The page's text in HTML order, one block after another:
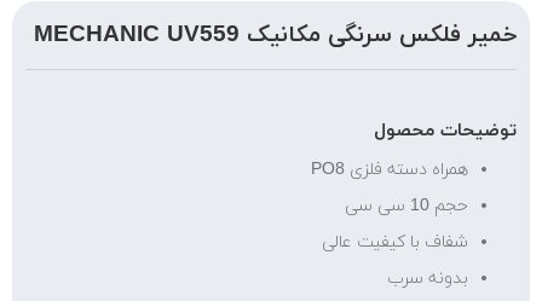
خمیر فلکس سرنگی مکانیک MECHANIC UV559
توضیحات محصول
همراه دسته فلزی PO8
حجم 10 سی سی
شفاف با کیفیت عالی
بدونه سرب